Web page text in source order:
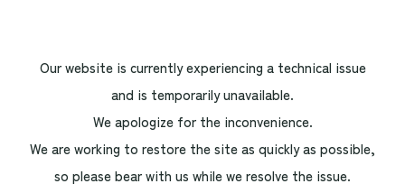
Our website is currently experiencing a technical issue
and is temporarily unavailable.
We apologize for the inconvenience.
We are working to restore the site as quickly as possible,
so please bear with us while we resolve the issue.